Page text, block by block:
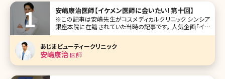
安嶋康治医師【イケメン医師に会いたい! 第十回】
※この記事は安嶋先生がコスメディカルクリニック シンシア
銀座本院に在籍されていた当時の記事です。 人気企画「イケ
メン医師に会いたい!」第十回は美容医療の激戦区、東京・銀
座に本院を構えるコスメディカルクリニック シンシアの安嶋
康治（あじま やすはる）先生です。 形成外科で長年経験を積
み、総合
あじまビューティークリニック
安嶋康治医師